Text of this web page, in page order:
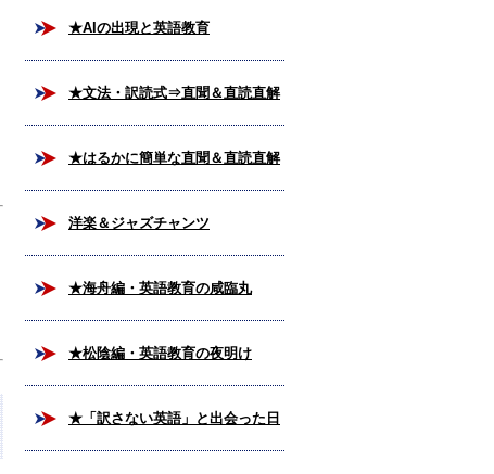
★AIの出現と英語教育
★文法・訳読式⇒直聞＆直読直解
法
★はるかに簡単な直聞＆直読直解
法
洋楽＆ジャズチャンツ
★海舟編・英語教育の咸臨丸
★松陰編・英語教育の夜明け
★「訳さない英語」と出会った日